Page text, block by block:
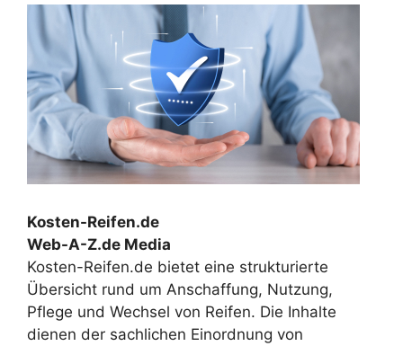
Kosten-Reifen.de
Web-A-Z.de Media
Kosten-Reifen.de bietet eine strukturierte
Übersicht rund um Anschaffung, Nutzung,
Pflege und Wechsel von Reifen. Die Inhalte
dienen der sachlichen Einordnung von